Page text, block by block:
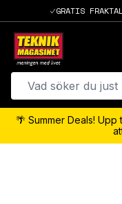
GRATIS
🌴 Summer Deals! Upp